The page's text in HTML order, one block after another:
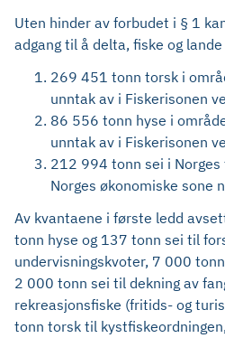
Uten hinder av forbudet i § 1
adgang til å delta, fiske og
269 451 tonn torsk i
unntak av i Fiskerisonen
86 556 tonn hyse i
unntak av i Fiskerisonen
212 994 tonn sei i
Norges økonomiske sone
Av kvantaene i første ledd
tonn hyse og 137 tonn sei til
undervisningskvoter, 7 000
2 000 tonn sei til dekning av
rekreasjonsfiske (fritids- og
tonn torsk til